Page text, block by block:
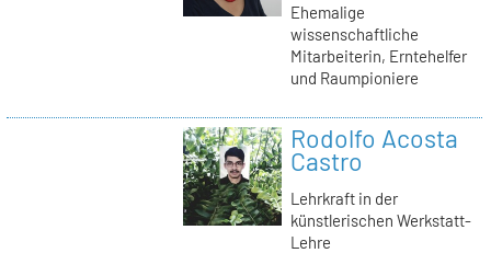
Ehemalige
wissenschaftliche
Mitarbeiterin, Erntehelfer
und Raumpioniere
Rodolfo Acosta
Castro
Lehrkraft in der
künstlerischen Werkstatt-
Lehre